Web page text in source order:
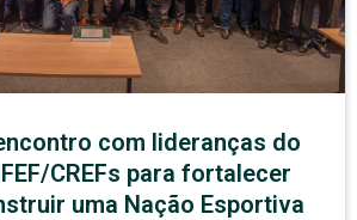
com lideranças do
CREFs para fortalecer
uma Nação Esportiva